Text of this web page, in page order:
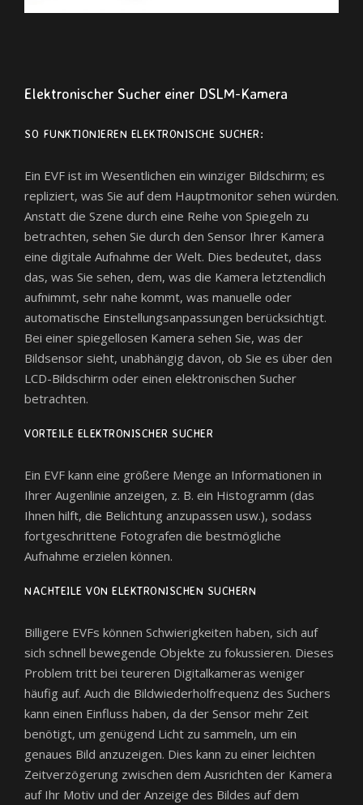
Elektronischer Sucher einer DSLM-Kamera
SO FUNKTIONIEREN ELEKTRONISCHE SUCHER:
Ein EVF ist im Wesentlichen ein winziger Bildschirm; es
repliziert, was Sie auf dem Hauptmonitor sehen würden.
Anstatt die Szene durch eine Reihe von Spiegeln zu
betrachten, sehen Sie durch den Sensor Ihrer Kamera
eine digitale Aufnahme der Welt. Dies bedeutet, dass
das, was Sie sehen, dem, was die Kamera letztendlich
aufnimmt, sehr nahe kommt, was manuelle oder
automatische Einstellungsanpassungen berücksichtigt.
Bei einer spiegellosen Kamera sehen Sie, was der
Bildsensor sieht, unabhängig davon, ob Sie es über den
LCD-Bildschirm oder einen elektronischen Sucher
betrachten.
VORTEILE ELEKTRONISCHER SUCHER
Ein EVF kann eine größere Menge an Informationen in
Ihrer Augenlinie anzeigen, z. B. ein Histogramm (das
Ihnen hilft, die Belichtung anzupassen usw.), sodass
fortgeschrittene Fotografen die bestmögliche
Aufnahme erzielen können.
NACHTEILE VON ELEKTRONISCHEN SUCHERN
Billigere EVFs können Schwierigkeiten haben, sich auf
sich schnell bewegende Objekte zu fokussieren. Dieses
Problem tritt bei teureren Digitalkameras weniger
häufig auf. Auch die Bildwiederholfrequenz des Suchers
kann einen Einfluss haben, da der Sensor mehr Zeit
benötigt, um genügend Licht zu sammeln, um ein
genaues Bild anzuzeigen. Dies kann zu einer leichten
Zeitverzögerung zwischen dem Ausrichten der Kamera
auf Ihr Motiv und der Anzeige des Bildes auf dem